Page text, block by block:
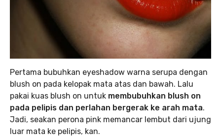
Pertama bubuhkan eyeshadow warna serupa dengan
blush on pada kelopak mata atas dan bawah. Lalu
pakai kuas blush on untuk membubuhkan blush on
pada pelipis dan perlahan bergerak ke arah mata.
Jadi, seakan perona pink memancar lembut dari ujung
luar mata ke pelipis, kan.